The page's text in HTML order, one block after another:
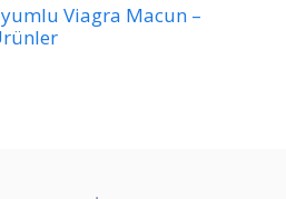
Viagra Macun –